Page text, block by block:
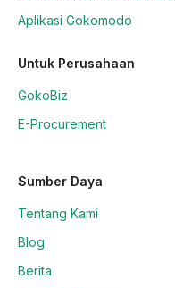
Aplikasi Gokomodo
Untuk Perusahaan
GokoBiz
E-Procurement
Sumber Daya
Tentang Kami
Blog
Berita